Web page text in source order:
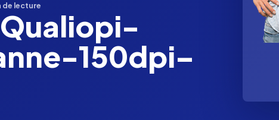
de lecture
150dpi–